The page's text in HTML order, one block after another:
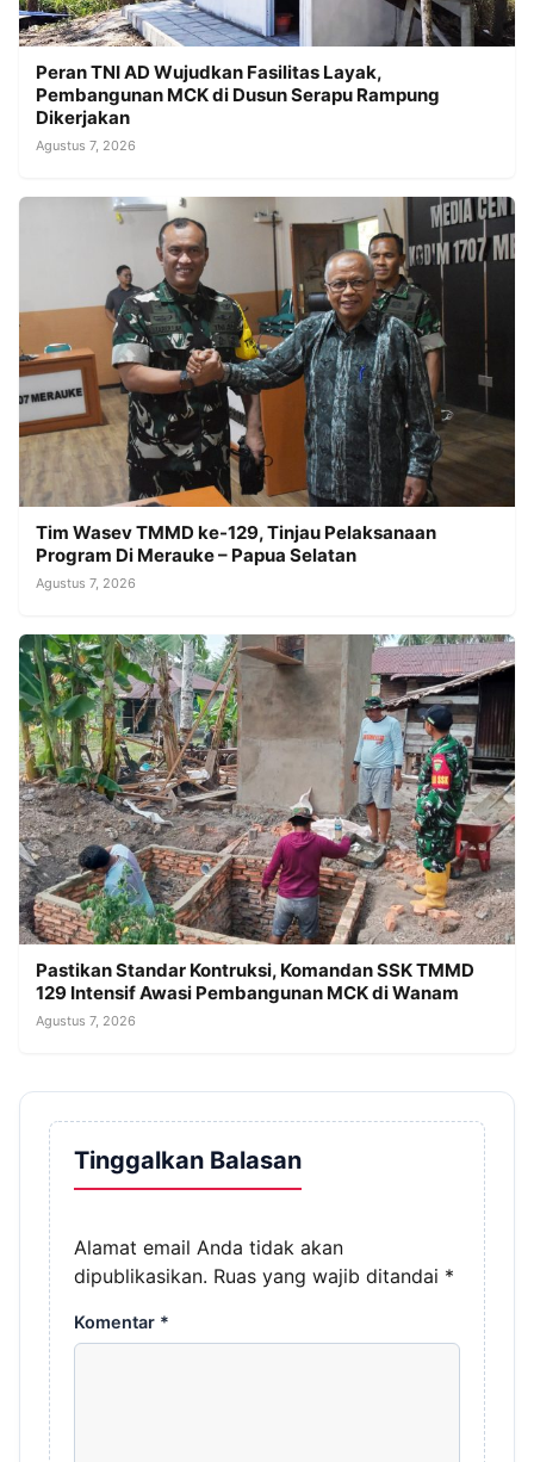
Peran TNI AD Wujudkan Fasilitas Layak,
Pembangunan MCK di Dusun Serapu Rampung
Dikerjakan
Agustus 7, 2026
Tim Wasev TMMD ke-129, Tinjau Pelaksanaan
Program Di Merauke – Papua Selatan
Agustus 7, 2026
Pastikan Standar Kontruksi, Komandan SSK TMMD
129 Intensif Awasi Pembangunan MCK di Wanam
Agustus 7, 2026
Tinggalkan Balasan
Alamat email Anda tidak akan
dipublikasikan. Ruas yang wajib ditandai *
Komentar *